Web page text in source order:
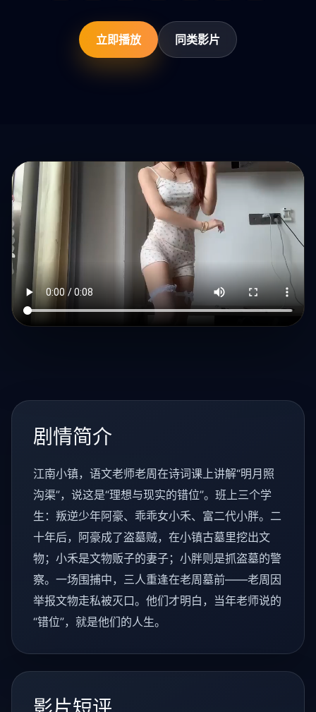
立即播放 同类影片
剧情简介
江南小镇，语文老师老周在诗词课上讲解“明月照
沟渠”，说这是“理想与现实的错位”。班上三个学
生：叛逆少年阿豪、乖乖女小禾、富二代小胖。二
十年后，阿豪成了盗墓贼，在小镇古墓里挖出文
物；小禾是文物贩子的妻子；小胖则是抓盗墓的警
察。一场围捕中，三人重逢在老周墓前——老周因
举报文物走私被灭口。他们才明白，当年老师说的
“错位”，就是他们的人生。